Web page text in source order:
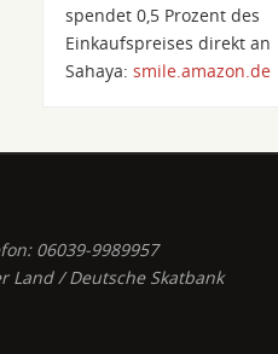
spendet 0,5 Prozent des
Einkaufspreises direkt an
Sahaya:smile.amazon.de
06039-9989957
Land / Deutsche Skatbank